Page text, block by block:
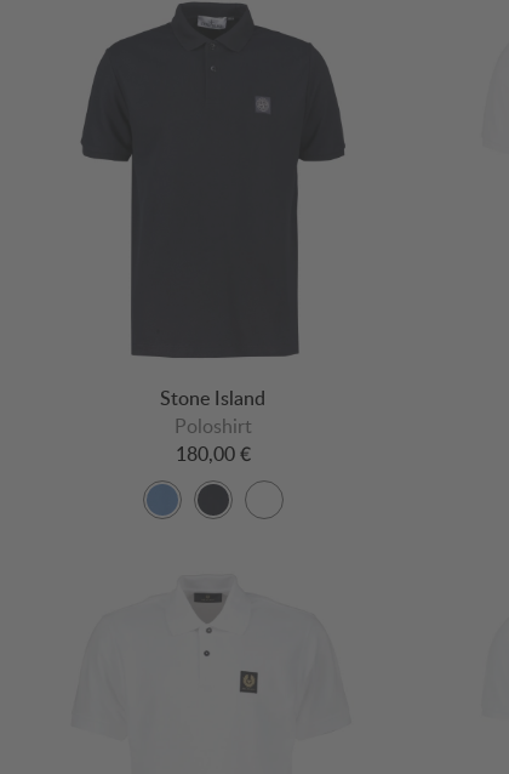
Stone Island
Poloshirt
180,00 €